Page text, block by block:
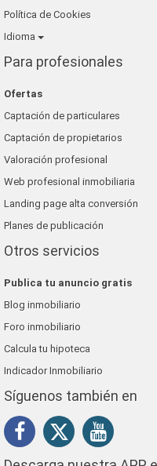
Política de Cookies
Idioma
Para profesionales
Ofertas
Captación de particulares
Captación de propietarios
Valoración profesional
Web profesional inmobiliaria
Landing page alta conversión
Planes de publicación
Otros servicios
Publica tu anuncio gratis
Blog inmobiliario
Foro inmobiliario
Calcula tu hipoteca
Indicador Inmobiliario
Síguenos también en